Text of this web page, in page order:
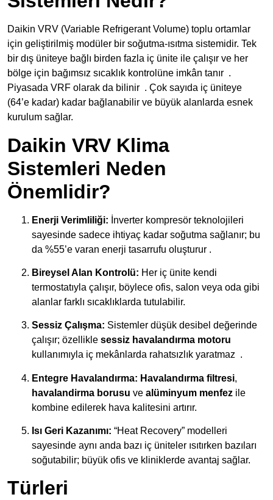
Daikin VRV (Variable Refrigerant Volume) toplu ortamlar
için geliştirilmiş modüler bir soğutma-ısıtma sistemidir. Tek
bir dış üniteye bağlı birden fazla iç ünite ile çalışır ve her
bölge için bağımsız sıcaklık kontrolüne imkân tanır .
Piyasada VRF olarak da bilinir . Çok sayıda iç üniteye
(64’e kadar) kadar bağlanabilir ve büyük alanlarda esnek
kurulum sağlar.
Daikin VRV Klima
Sistemleri Neden
Önemlidir?
Enerji Verimliliği: İnverter kompresör teknolojileri
sayesinde sadece ihtiyaç kadar soğutma sağlanır; bu
da %55’e varan enerji tasarrufu oluşturur .
Bireysel Alan Kontrolü: Her iç ünite kendi
termostatıyla çalışır, böylece ofis, salon veya oda gibi
alanlar farklı sıcaklıklarda tutulabilir.
Sessiz Çalışma: Sistemler düşük desibel değerinde
çalışır; özellikle sessiz havalandırma motoru
kullanımıyla iç mekânlarda rahatsızlık yaratmaz .
Entegre Havalandırma: Havalandırma filtresi,
havalandirma borusu ve alüminyum menfez ile
kombine edilerek hava kalitesini artırır.
Isı Geri Kazanımı: “Heat Recovery” modelleri
sayesinde aynı anda bazı iç üniteler ısıtırken bazıları
soğutabilir; büyük ofis ve kliniklerde avantaj sağlar.
Türleri